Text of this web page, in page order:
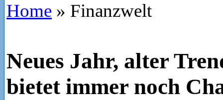
Home » Finanzwelt
Neues Jahr, alter
bietet immer noch